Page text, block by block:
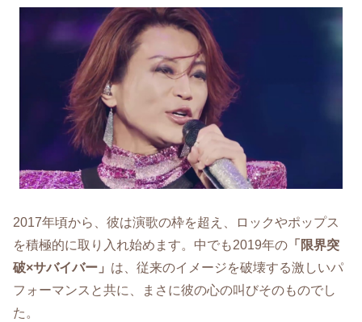
2017年頃から、彼は演歌の枠を超え、ロックやポップス
を積極的に取り入れ始めます。中でも2019年の 「限界突
破×サバイバー」 は、従来のイメージを破壊する激しいパ
フォーマンスと共に、まさに彼の心の叫びそのものでし
た。